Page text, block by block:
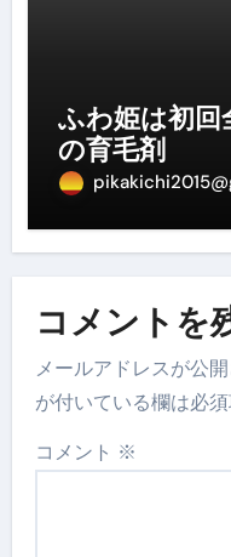
ふわ姫は初回
の育毛剤
コメントを
メールアドレスが公
が付いている欄は必
コメント ※